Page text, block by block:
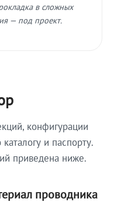
в сложных
— под проект.
конфигурации
и паспорту.
приведена ниже.
проводника